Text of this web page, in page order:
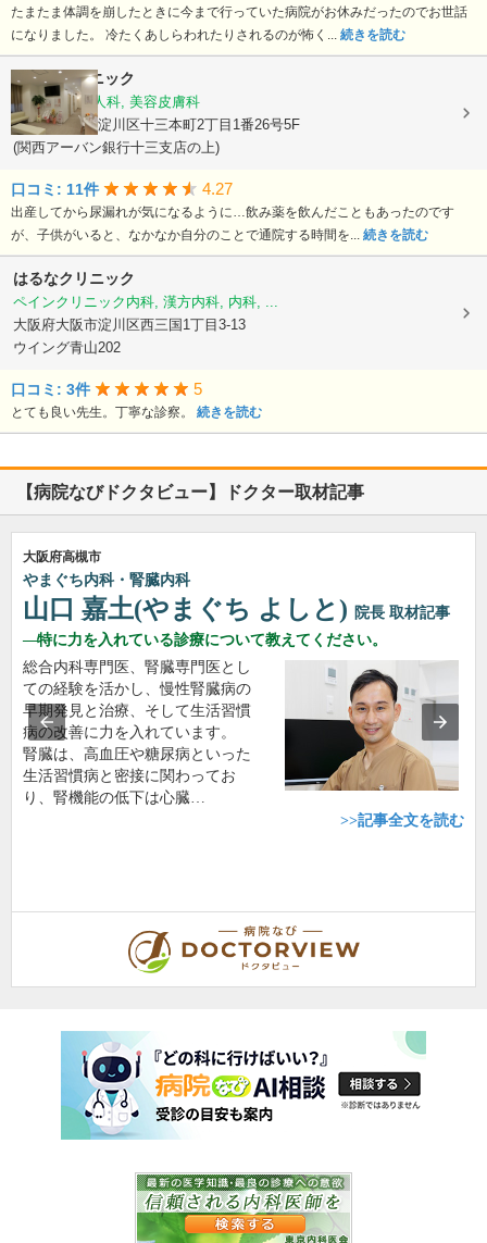
たまたま体調を崩したときに今まで行っていた病院がお休みだったのでお世話
になりました。 冷たくあしらわれたりされるのが怖く... 続きを読む
ちはるクリニック
産婦人科, 婦人科, 美容皮膚科
大阪府大阪市淀川区十三本町2丁目1番26号5F
(関西アーバン銀行十三支店の上)
口コミ: 11件 4.27
出産してから尿漏れが気になるように…飲み薬を飲んだこともあったのです
が、子供がいると、なかなか自分のことで通院する時間を... 続きを読む
はるなクリニック
ペインクリニック内科, 漢方内科, 内科, ...
大阪府大阪市淀川区西三国1丁目3-13
ウイング青山202
口コミ: 3件 5
とても良い先生。丁寧な診察。 続きを読む
【病院なびドクタビュー】ドクター取材記事
大阪府高槻市
やまぐち内科・腎臓内科
山口 嘉土(やまぐち よしと) 院長 取材記事
特に力を入れている診療について教えてください。
総合内科専門医、腎臓専門医とし
ての経験を活かし、慢性腎臓病の
早期発見と治療、そして生活習慣
病の改善に力を入れています。
腎臓は、高血圧や糖尿病といった
生活習慣病と密接に関わってお
り、腎機能の低下は心臓…
>>記事全文を読む